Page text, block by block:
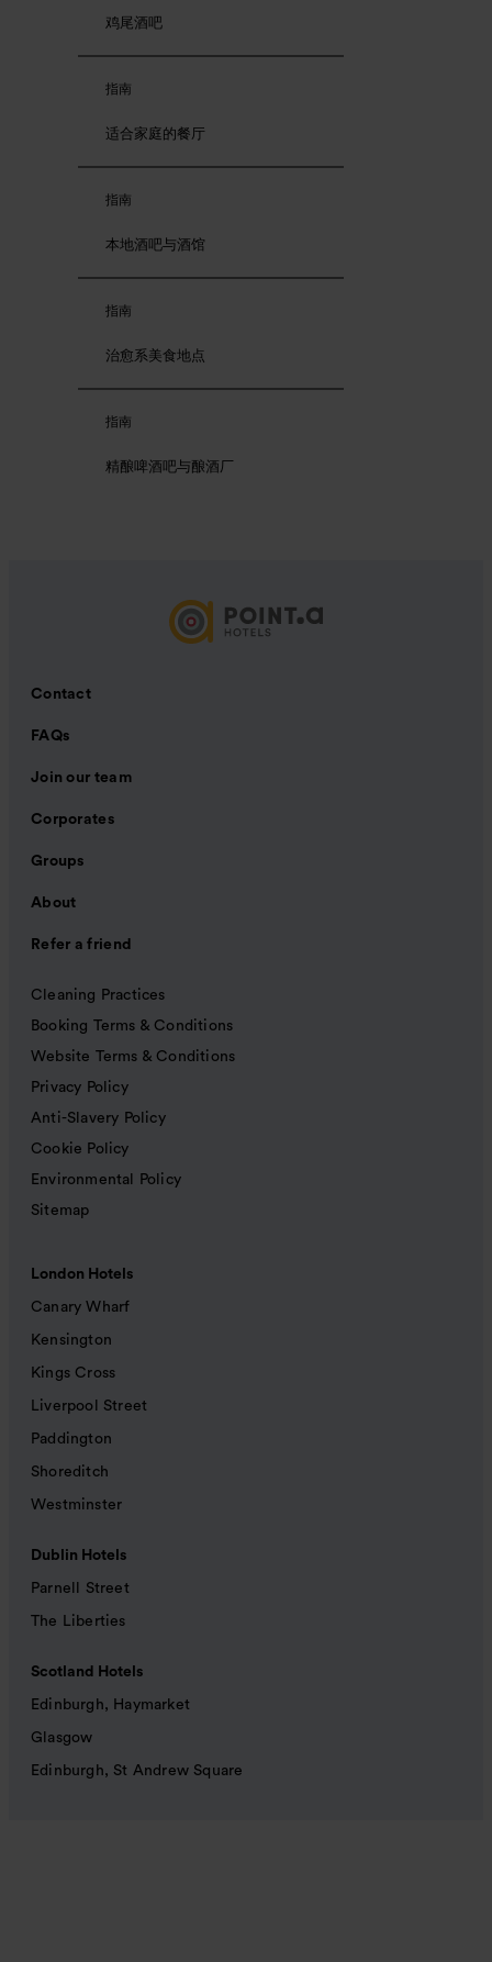
鸡尾酒吧
指南
适合家庭的餐厅
指南
本地酒吧与酒馆
指南
治愈系美食地点
指南
精酿啤酒吧与酿酒厂
Contact
FAQs
Join our team
Corporates
Groups
About
Refer a friend
Cleaning Practices
Booking Terms & Conditions
Website Terms & Conditions
Privacy Policy
Anti-Slavery Policy
Cookie Policy
Environmental Policy
Sitemap
London Hotels
Canary Wharf
Kensington
Kings Cross
Liverpool Street
Paddington
Shoreditch
Westminster
Dublin Hotels
Parnell Street
The Liberties
Scotland Hotels
Edinburgh, Haymarket
Glasgow
Edinburgh, St Andrew Square